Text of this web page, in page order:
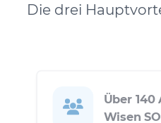
Die drei
Über
Wisen SO